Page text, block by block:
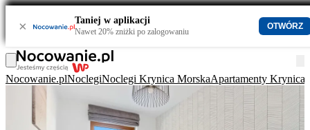
× Taniej w aplikacji
Nawet 20% zniżki po zalogowaniu
OTWÓRZ
Nocowanie.plNoclegiNoclegi Krynica MorskaApartamenty Krynica